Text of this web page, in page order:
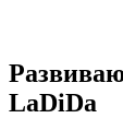
LaDiDa